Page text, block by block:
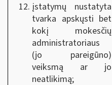
įstatymų nustatyta
tvarka apskųsti bet
kokį mokesčių
administratoriaus
(jo pareigūno)
veiksmą ar jo
neatlikimą;